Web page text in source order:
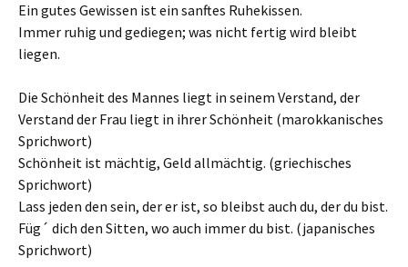
Ein gutes Gewissen ist ein sanftes Ruhekissen.
Immer ruhig und gediegen; was nicht fertig wird bleibt
liegen.
Die Schönheit des Mannes liegt in seinem Verstand, der
Verstand der Frau liegt in ihrer Schönheit (marokkanisches
Sprichwort)
Schönheit ist mächtig, Geld allmächtig. (griechisches
Sprichwort)
Lass jeden den sein, der er ist, so bleibst auch du, der du bist.
Füg´ dich den Sitten, wo auch immer du bist. (japanisches
Sprichwort)